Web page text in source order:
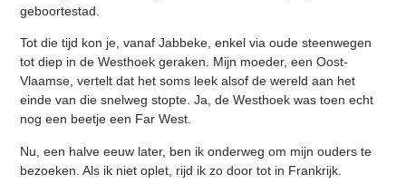
geboortestad.
Tot die tijd kon je, vanaf Jabbeke, enkel via oude steenwegen
tot diep in de Westhoek geraken. Mijn moeder, een Oost-
Vlaamse, vertelt dat het soms leek alsof de wereld aan het
einde van die snelweg stopte. Ja, de Westhoek was toen echt
nog een beetje een Far West.
Nu, een halve eeuw later, ben ik onderweg om mijn ouders te
bezoeken. Als ik niet oplet, rijd ik zo door tot in Frankrijk.